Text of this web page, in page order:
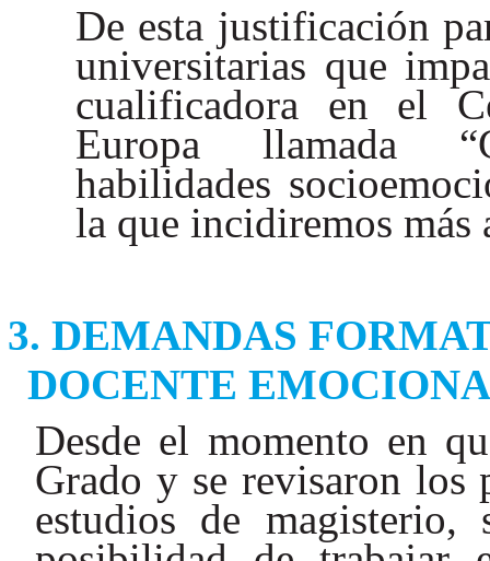
De esta justificación
universitarias que
cualificadora en el
Europa llamada
habilidades
la que incidiremos más
DEMANDAS
DOCENTE
Desde el momento en
Grado y se revisaron los
estudios de